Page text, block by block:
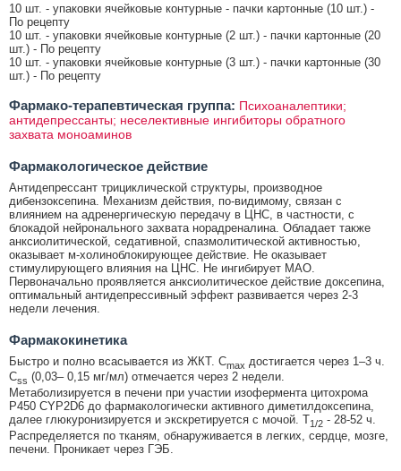
10 шт. - упаковки ячейковые контурные - пачки картонные (10 шт.) -
По рецепту
10 шт. - упаковки ячейковые контурные (2 шт.) - пачки картонные (20
шт.) - По рецепту
10 шт. - упаковки ячейковые контурные (3 шт.) - пачки картонные (30
шт.) - По рецепту
Фармако-терапевтическая группа: Психоаналептики;
антидепрессанты; неселективные ингибиторы обратного
захвата моноаминов
Фармакологическое действие
Антидепрессант трициклической структуры, производное
дибензоксепина. Механизм действия, по-видимому, связан с
влиянием на адренергическую передачу в ЦНС, в частности, с
блокадой нейронального захвата норадреналина. Обладает также
анксиолитической, седативной, спазмолитической активностью,
оказывает м-холиноблокирующее действие. Не оказывает
стимулирующего влияния на ЦНС. Не ингибирует МАО.
Первоначально проявляется анксиолитическое действие доксепина,
оптимальный антидепрессивный эффект развивается через 2-3
недели лечения.
Фармакокинетика
Быстро и полно всасывается из ЖКТ. Cmax достигается через 1–3 ч.
Css (0,03– 0,15 мг/мл) отмечается через 2 недели.
Метаболизируется в печени при участии изофермента цитохрома
P450 CYP2D6 до фармакологически активного диметилдоксепина,
далее глюкуронизируется и экскретируется с мочой. T1/2 - 28-52 ч.
Распределяется по тканям, обнаруживается в легких, сердце, мозге,
печени. Проникает через ГЭБ.